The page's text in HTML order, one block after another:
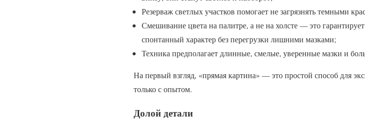
Резерваж светлых участков помогает не загрязнять темными
Смешивание цвета на палитре, а не на холсте — это
спонтанный характер без перегрузки лишними мазками;
Техника предполагает длинные, смелые, уверенные мазки и
На первый взгляд, «прямая картина» — это простой способ для
только с опытом.
Долой детали